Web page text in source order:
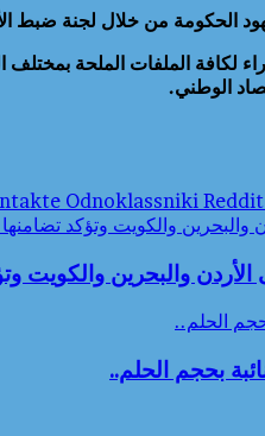
من خلال لجنة ضبط
لكافة الملفات الملحة
الوطني.
Odnoklassniki
والبحرين والكويت وتؤكد
الأردن والبحرين والكويت
الحلم..
بحجم الحلم..